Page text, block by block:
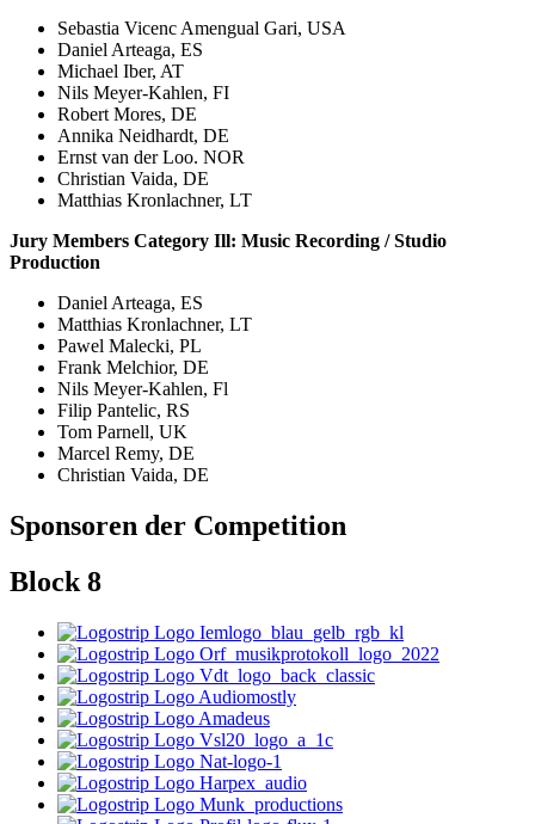
Sebastia Vicenc Amengual Gari, USA
Daniel Arteaga, ES
Michael Iber, AT
Nils Meyer-Kahlen, FI
Robert Mores, DE
Annika Neidhardt, DE
Ernst van der Loo. NOR
Christian Vaida, DE
Matthias Kronlachner, LT
Jury Members Category Ill: Music Recording / Studio
Production
Daniel Arteaga, ES
Matthias Kronlachner, LT
Pawel Malecki, PL
Frank Melchior, DE
Nils Meyer-Kahlen, Fl
Filip Pantelic, RS
Tom Parnell, UK
Marcel Remy, DE
Christian Vaida, DE
Sponsoren der Competition
Block 8